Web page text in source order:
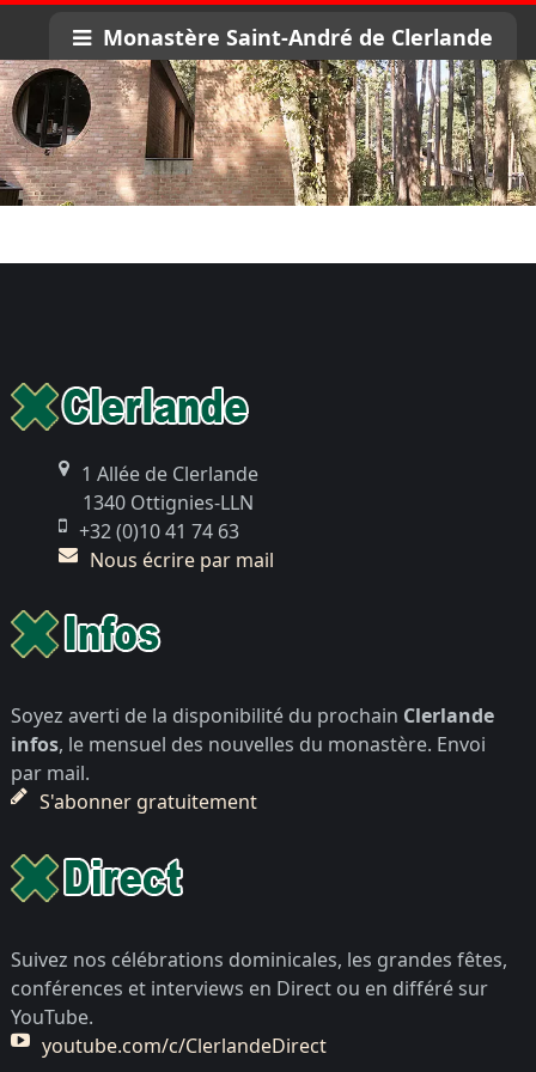
Monastère Saint-André de Clerlande
1 Allée de Clerlande
1340 Ottignies-LLN
+32 (0)10 41 74 63
Nous écrire par mail
Soyez averti de la disponibilité du prochain Clerlande
infos, le mensuel des nouvelles du monastère. Envoi
par mail.
S'abonner gratuitement
Suivez nos célébrations dominicales, les grandes fêtes,
conférences et interviews en Direct ou en différé sur
YouTube.
youtube.com/c/ClerlandeDirect